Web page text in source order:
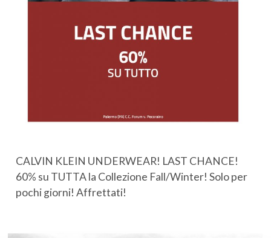
CALVIN KLEIN UNDERWEAR! LAST CHANCE!
60% su TUTTA la Collezione Fall/Winter! Solo per
pochi giorni! Affrettati!